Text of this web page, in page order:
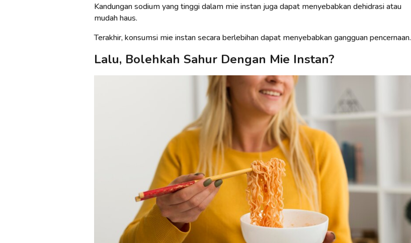
Kandungan sodium yang tinggi dalam mie instan juga dapat menyebabkan dehidrasi atau
mudah haus.
Terakhir, konsumsi mie instan secara berlebihan dapat menyebabkan gangguan pencernaan.
Lalu, Bolehkah Sahur Dengan Mie Instan?